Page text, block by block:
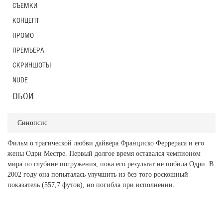
Синопсис
Фильм о трагической любви дайвера Франциско Феррераса и его
жены Одри Местре. Первый долгое время оставался чемпионом
мира по глубине погружения, пока его результат не побила Одри. В
2002 году она попыталась улучшить из без того роскошный
показатель (557,7 футов), но погибла при исполнении.
СЪЕМКИ
КОНЦЕПТ
ПРОМО
ПРЕМЬЕРА
СКРИНШОТЫ
NUDE
ОБОИ